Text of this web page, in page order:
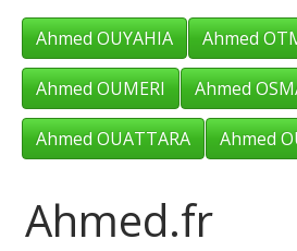
Ahmed OUYAHIA Ahmed
Ahmed OUMERI Ahmed
Ahmed OUATTARA Ahmed
Ahmed.fr